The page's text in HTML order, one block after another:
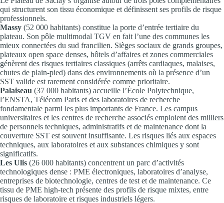
qui structurent son tissu économique et définissent ses profils de risque
professionnels.
Massy (52 000 habitants) constitue la porte d’entrée tertiaire du
plateau. Son pôle multimodal TGV en fait l’une des communes les
mieux connectées du sud francilien. Sièges sociaux de grands groupes,
plateaux open space denses, hôtels d’affaires et zones commerciales
génèrent des risques tertiaires classiques (arrêts cardiaques, malaises,
chutes de plain-pied) dans des environnements où la présence d’un
SST valide est rarement considérée comme prioritaire.
Palaiseau (37 000 habitants) accueille l’École Polytechnique,
l’ENSTA, Télécom Paris et des laboratoires de recherche
fondamentale parmi les plus importants de France. Les campus
universitaires et les centres de recherche associés emploient des milliers
de personnels techniques, administratifs et de maintenance dont la
couverture SST est souvent insuffisante. Les risques liés aux espaces
techniques, aux laboratoires et aux substances chimiques y sont
significatifs.
Les Ulis (26 000 habitants) concentrent un parc d’activités
technologiques dense : PME électroniques, laboratoires d’analyse,
entreprises de biotechnologie, centres de test et de maintenance. Ce
tissu de PME high-tech présente des profils de risque mixtes, entre
risques de laboratoire et risques industriels légers.